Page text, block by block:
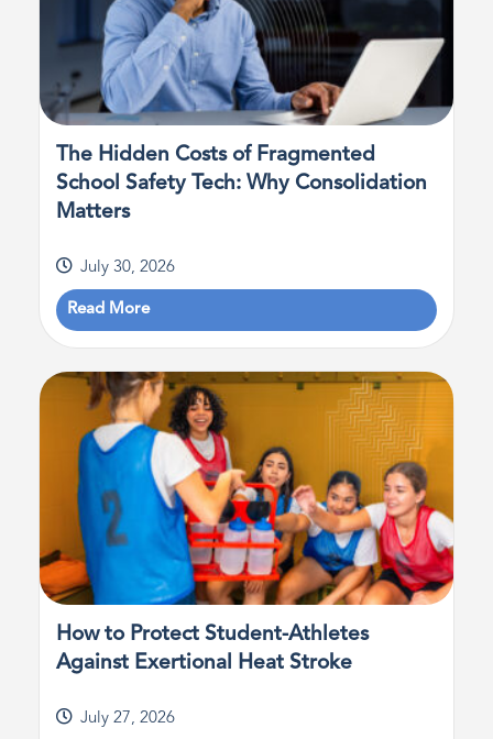
The Hidden Costs of Fragmented
School Safety Tech: Why Consolidation
Matters
July 30, 2026
Read More
How to Protect Student-Athletes
Against Exertional Heat Stroke
July 27, 2026